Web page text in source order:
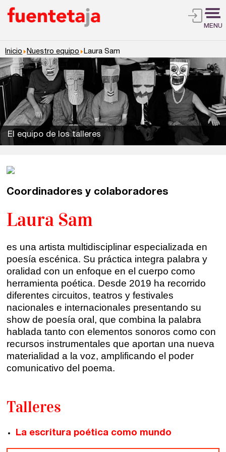
MENU
Valencia
Alicante
Murcia
Málaga
Bilbao
Zaragoza
Santander
Talleres por videoconferencia
Talleres online
Intensivos de verano ≻
Recreativa 26
El taller de escritura creativa
Cursos
Curso integral de narrativa
fuentetaja
Quiénes somos
Inicio Nuestro equipo Laura Sam
El equipo de los talleres
Coordinadores y colaboradores
Laura Sam
es una artista multidisciplinar especializada en
poesía escénica. Su práctica integra palabra y
oralidad con un enfoque en el cuerpo como
herramienta poética. Desde 2019 ha recorrido
diferentes circuitos, teatros y festivales
nacionales e internacionales presentando su
show de poesía oral, que combina la palabra
hablada tanto con elementos sonoros como con
recursos instrumentales que aportan una nueva
materialidad a la voz, amplificando el poder
comunicativo del poema.
Talleres
La escritura poética como mundo